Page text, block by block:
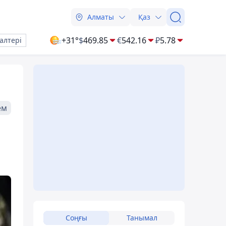
Алматы Қаз
+31°$469.85 €542.16 ₽5.78
Соңғы Танымал